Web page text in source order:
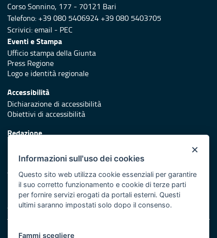
Corso Sonnino, 177 - 70121 Bari
Telefono: +39 080 5406924 +39 080 5403705
Scrivici:email - PEC
Eventi e Stampa
Ufficio stampa della Giunta
Press Regione
Logo e identità regionale
Accessibilità
Dichiarazione di accessibilità
Obiettivi di accessibilità
Redazione
Protezione civile
Vai al sito di Protezione Civile Puglia
Iniziativa finanziata con risorse del POR Puglia 2014/2020 -
Asse XI
Note legali
×
Informazioni sull'uso dei cookies
Questo sito web utilizza cookie essenziali per garantire
il suo corretto funzionamento e cookie di terze parti
per fornire servizi erogati da portali esterni. Questi
ultimi saranno impostati solo dopo il consenso.
Fammi scegliere